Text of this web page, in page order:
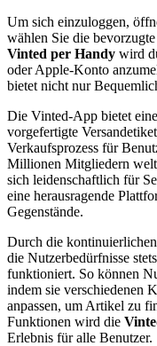
Um sich einzuloggen,
wählen Sie die
Vinted per Handy wird
oder Apple-Konto
bietet nicht nur
Die Vinted-App bietet
vorgefertigte
Verkaufsprozess für
Millionen Mitgliedern
sich leidenschaftlich für
eine herausragende
Gegenstände.
Durch die
die Nutzerbedürfnisse
funktioniert. So können
indem sie verschiedenen
anpassen, um Artikel zu
Funktionen wird die
Erlebnis für alle Benutzer.